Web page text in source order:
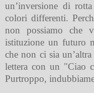
un’inversione di
colori differenti.
non possiamo che
istituzione un futuro
che non ci sia
lettera con un "Ciao
Purtroppo,